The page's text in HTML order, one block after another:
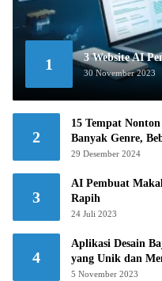
1 3 Website AI
30 November 2023
2
15 Tempat
Banyak Genre,
29 Desember 2024
3
AI Pembuat
Rapih
24 Juli 2023
4
Aplikasi Desain
yang Unik dan
5 November 2023